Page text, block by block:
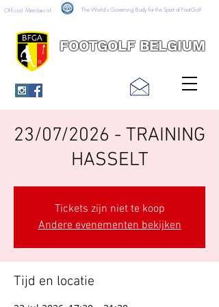
FOOTGOLF BELGIUM
Official Member of The World's Governing Body for the Sport of FootGolf
23/07/2026 - TRAINING
HASSELT
Tickets zijn niet te koop
Andere evenementen bekijken
Tijd en locatie